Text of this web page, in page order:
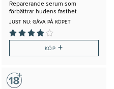
Reparerande serum som
förbättrar hudens fasthet
JUST NU: GÅVA PÅ KÖPET
KÖP +